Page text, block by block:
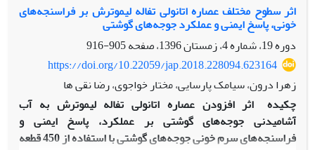
اثر سطوح مختلف عصاره اتانولی تفاله‌ لیموترش بر فراسنجه‌های
خونی، پاسخ ایمنی و عملکرد جوجه‌های گوشتی
دوره 19، شماره 4، زمستان 1396، صفحه
905-916
https://doi.org/10.22059/jap.2018.228094.623164
زهرا درون، سیامک پارسایی، مختار خواجوی، رضا نقی ها
چکیده
اثر افزودن عصاره اتانولی تفاله لیموترش به آب
آشامیدنی جوجه‌های گوشتی بر عملکرد، پاسخ ایمنی و
فراسنجه‌های سرم خونی جوجه‌های گوشتی با استفاده از 450 قطعه